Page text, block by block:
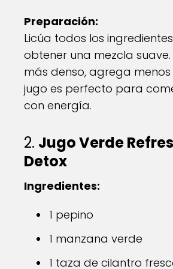
Preparación:
Licúa todos los
obtener una mezcla suave.
más denso, agrega menos
jugo es perfecto para
con energía.
2. Jugo Verde
Detox
Ingredientes:
1 pepino
1 manzana verde
1 taza de cilantro